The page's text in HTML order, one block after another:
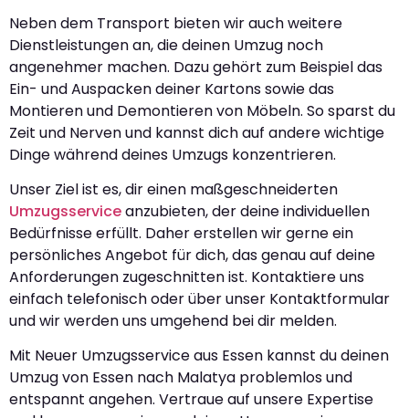
Neben dem Transport bieten wir auch weitere
Dienstleistungen an, die deinen Umzug noch
angenehmer machen. Dazu gehört zum Beispiel das
Ein- und Auspacken deiner Kartons sowie das
Montieren und Demontieren von Möbeln. So sparst du
Zeit und Nerven und kannst dich auf andere wichtige
Dinge während deines Umzugs konzentrieren.
Unser Ziel ist es, dir einen maßgeschneiderten
Umzugsserviceanzubieten, der deine individuellen
Bedürfnisse erfüllt. Daher erstellen wir gerne ein
persönliches Angebot für dich, das genau auf deine
Anforderungen zugeschnitten ist. Kontaktiere uns
einfach telefonisch oder über unser Kontaktformular
und wir werden uns umgehend bei dir melden.
Mit Neuer Umzugsservice aus Essen kannst du deinen
Umzug von Essen nach Malatya problemlos und
entspannt angehen. Vertraue auf unsere Expertise